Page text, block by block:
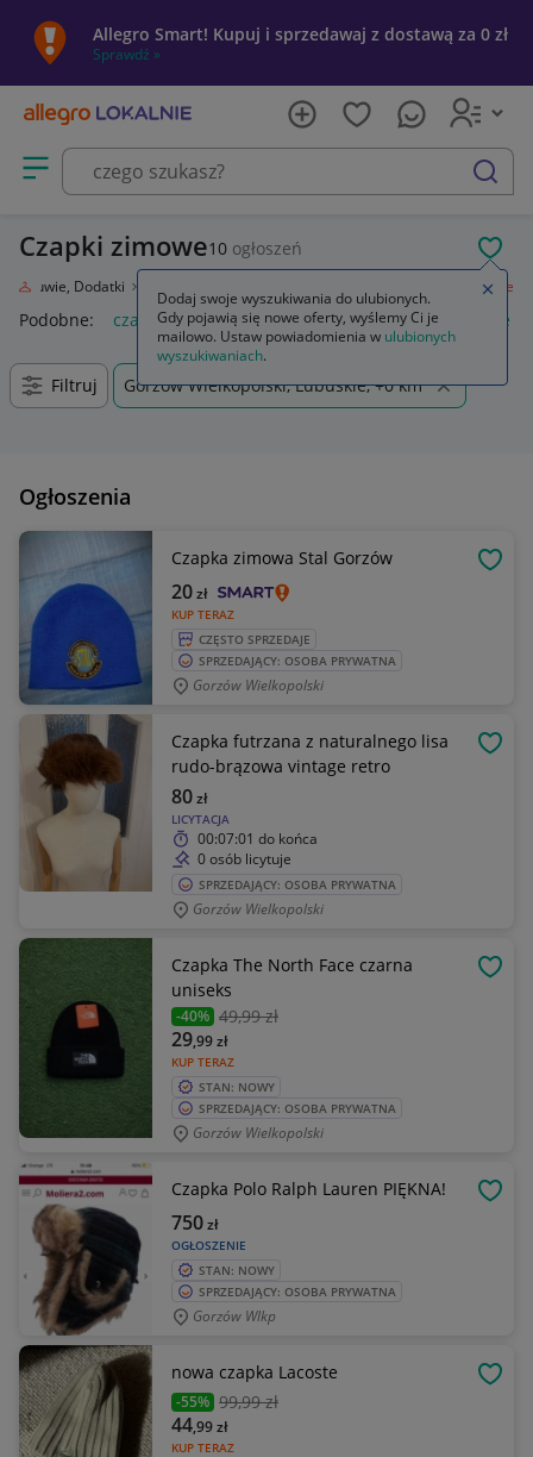
Allegro Smart! Kupuj i sprzedawaj z dostawą za 0 zł
Sprawdź »
Otwórz menu z kategoriami
szukaj
Czapki zimowe10 ogłoszeń
Obuwie, Dodatki Czapki zimowe
Podobne: czapki zimowe kolorowe damskie czapki zimowe
Filtruj Gorzów Wielkopolski, Lubuskie, +0 km
Ogłoszenia
Czapka zimowa Stal Gorzów
KUP TERAZ
20zł
CZĘSTO SPRZEDAJE
SPRZEDAJĄCY: OSOBA PRYWATNA
Gorzów Wielkopolski
Czapka futrzana z naturalnego lisa
rudo-brązowa vintage retro
LICYTACJA
80zł
00:07:01 do końca
0 osób licytuje
SPRZEDAJĄCY: OSOBA PRYWATNA
Gorzów Wielkopolski
Czapka The North Face czarna
uniseks
-40% 49,99 zł
KUP TERAZ
29,99zł
STAN: NOWY
SPRZEDAJĄCY: OSOBA PRYWATNA
Gorzów Wielkopolski
Czapka Polo Ralph Lauren PIĘKNA!
OGŁOSZENIE
750zł
STAN: NOWY
SPRZEDAJĄCY: OSOBA PRYWATNA
Gorzów Wlkp
nowa czapka Lacoste
-55% 99,99 zł
KUP TERAZ
44,99zł
Dodaj swoje wyszukiwania do ulubionych.
Gdy pojawią się nowe oferty, wyślemy Ci je
mailowo. Ustaw powiadomienia w ulubionych
wyszukiwaniach.